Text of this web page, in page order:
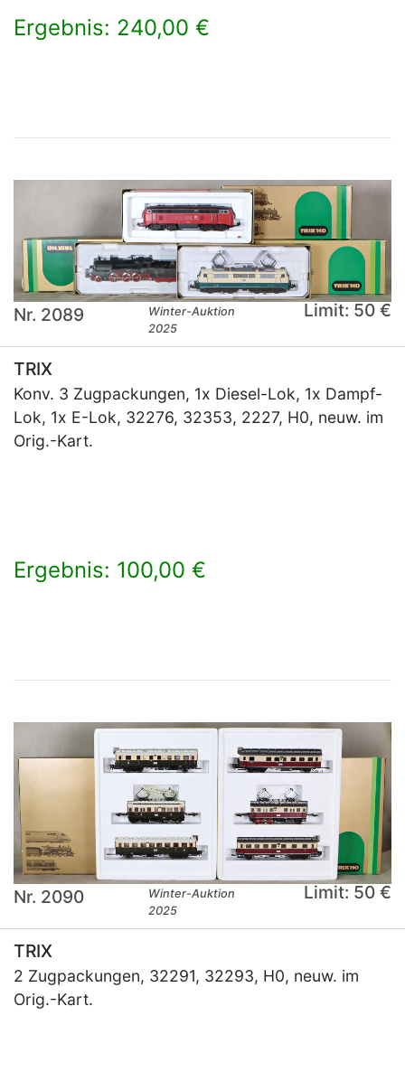
Ergebnis: 240,00 €
Nr. 2089
Winter-Auktion
2025
Limit: 50 €
TRIX
Konv. 3 Zugpackungen, 1x Diesel-Lok, 1x Dampf-
Lok, 1x E-Lok, 32276, 32353, 2227, H0, neuw. im
Orig.-Kart.
Ergebnis: 100,00 €
Nr. 2090
Winter-Auktion
2025
Limit: 50 €
TRIX
2 Zugpackungen, 32291, 32293, H0, neuw. im
Orig.-Kart.